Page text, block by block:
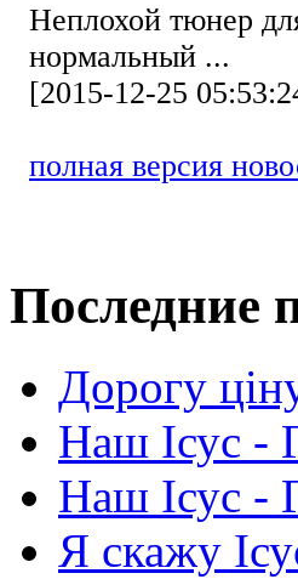
Неплохой тюнер
нормальный ...
[2015-12-25
полная версия
Последние
Дорогу
Наш Ісус -
Наш Ісус -
Я скажу